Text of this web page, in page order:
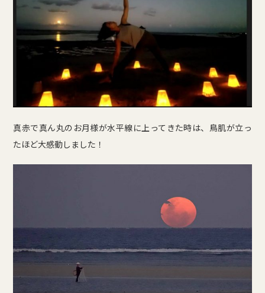
真赤で真ん丸のお月様が水平線に上ってきた時は、鳥肌が立っ
たほど大感動しました！